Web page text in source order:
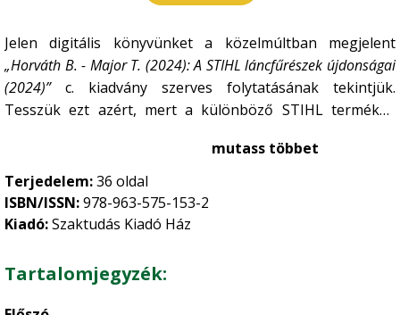
Jelen digitális könyvünket a közelmúltban megjelent
„Horváth B. - Major T. (2024): A STIHL láncfűrészek újdonságai
(2024)”c. kiadvány szerves folytatásának tekintjük.
Tesszük ezt azért, mert a különböző STIHL termékek
legalábbis elvi felépítésüket tekintve – azonosak. Így van
ez a láncfűrészek és a jelen kiadvány tárgyát képező
motoros kaszák (tisztítófűrészek) között is. Teljes
információt tehát a jelen könyv tárgyát képező gépekről a
mutass többet
Terjedelem:36 oldal
ISBN/ISSN:978-963-575-153-2
Kiadó:Szaktudás Kiadó Ház
Tartalomjegyzék: